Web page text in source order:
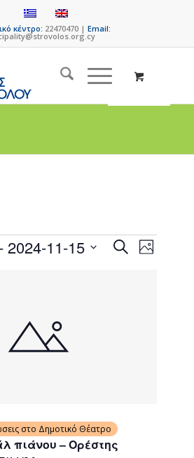
κέντρο: 22470470 |Email:
Events
SearchEvent
Views
Photo
- 2024-11-15
πιάνου – Ορέστης
στο Δημοτικό Θέατρο